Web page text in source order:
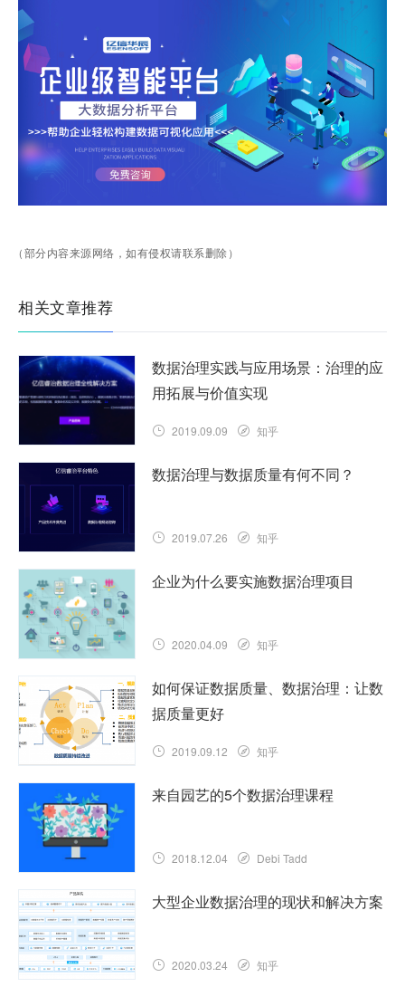
（部分内容来源网络，如有侵权请联系删除）
相关文章推荐
数据治理实践与应用场景：治理的应
用拓展与价值实现
2019.09.09 知乎
数据治理与数据质量有何不同？
2019.07.26 知乎
企业为什么要实施数据治理项目
2020.04.09 知乎
如何保证数据质量、数据治理：让数
据质量更好
2019.09.12 知乎
来自园艺的5个数据治理课程
2018.12.04 Debi Tadd
大型企业数据治理的现状和解决方案
2020.03.24 知乎